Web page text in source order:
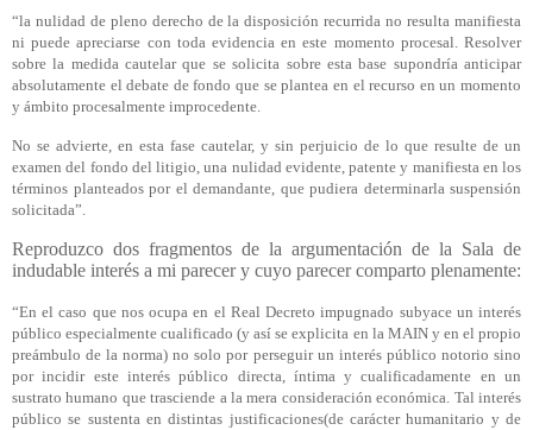
“la nulidad de pleno derecho de la disposición recurrida no resulta manifiesta
ni puede apreciarse con toda evidencia en este momento procesal. Resolver
sobre la medida cautelar que se solicita sobre esta base supondría anticipar
absolutamente el debate de fondo que se plantea en el recurso en un momento
y ámbito procesalmente improcedente.
No se advierte, en esta fase cautelar, y sin perjuicio de lo que resulte de un
examen del fondo del litigio, una nulidad evidente, patente y manifiesta en los
términos planteados por el demandante, que pudiera determinarla suspensión
solicitada”.
Reproduzco dos fragmentos de la argumentación de la Sala de
indudable interés a mi parecer y cuyo parecer comparto plenamente:
“En el caso que nos ocupa en el Real Decreto impugnado subyace un interés
público especialmente cualificado (y así se explicita en la MAIN y en el propio
preámbulo de la norma) no solo por perseguir un interés público notorio sino
por incidir este interés público directa, íntima y cualificadamente en un
sustrato humano que trasciende a la mera consideración económica. Tal interés
público se sustenta en distintas justificaciones(de carácter humanitario y de